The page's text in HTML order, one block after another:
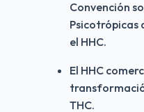
Convención
Psicotrópicas
el HHC.
El HHC
THC.